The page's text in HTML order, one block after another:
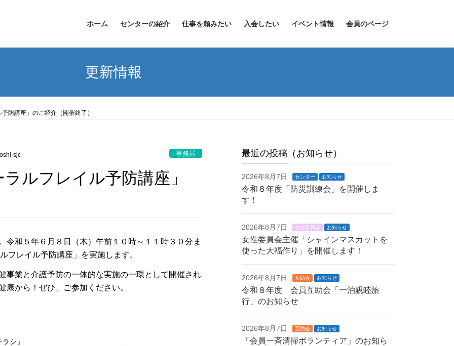
ホーム センターの紹介 仕事を頼みたい 入会したい イベント情報 会員のページ
更新情報
防講座」のご紹介（開催終了）
sjc 事務局
ルフレイル予防講座」
令和５年６月８日（木）午前１０時～１１時３０分ま
レイル予防講座」を実施します。
事業と介護予防の一体的な実施の一環として開催され
康から！ぜひ、ご参加ください。
シ」
最近の投稿（お知らせ）
2026年8月7日 センター お知らせ
令和８年度「防災訓練会」を開催しま
す！
2026年8月7日 女性委員会 お知らせ
女性委員会主催「シャインマスカットを
使った大福作り」を開催します！
2026年8月7日 互助会 お知らせ
令和８年度 会員互助会「一泊親睦旅
行」のお知らせ
2026年8月7日 互助会 お知らせ
「会員一斉清掃ボランティア」のお知ら